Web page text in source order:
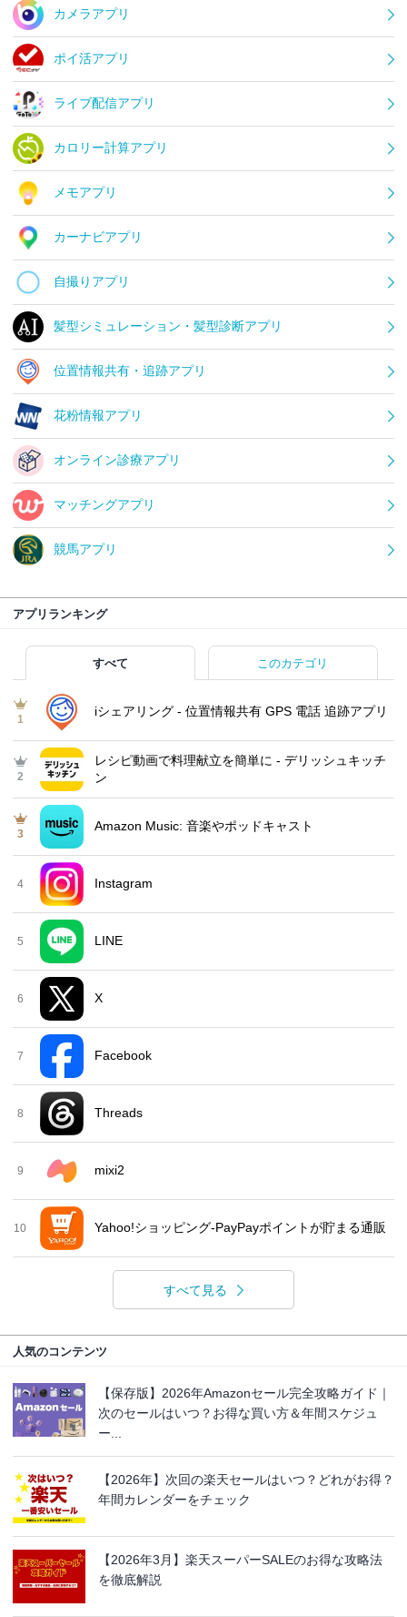
カメラアプリ
ポイ活アプリ
ライブ配信アプリ
カロリー計算アプリ
メモアプリ
カーナビアプリ
自撮りアプリ
髪型シミュレーション・髪型診断アプリ
位置情報共有・追跡アプリ
花粉情報アプリ
オンライン診療アプリ
マッチングアプリ
競馬アプリ
アプリランキング
すべて このカテゴリ
1
iシェアリング - 位置情報共有 GPS 電話 追跡アプリ
2
レシピ動画で料理献立を簡単‪に - デリッシュキッチ
ン
3
Amazon Music: 音楽やポッドキャスト
4 Instagram
5 LINE
6 X
7 Facebook
8 Threads
9 mixi2
10 Yahoo!ショッピング-PayPayポイントが貯まる通販
すべて見る
人気のコンテンツ
【保存版】2026年Amazonセール完全攻略ガイド｜
次のセールはいつ？お得な買い方＆年間スケジュ
ー...
【2026年】次回の楽天セールはいつ？どれがお得？
年間カレンダーをチェック
【2026年3月】楽天スーパーSALEのお得な攻略法
を徹底解説